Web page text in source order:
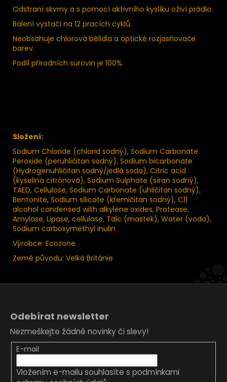
Odstraní skvrny a s pomocí aktivního kyslíku oživí prádlo.
Balení vystačí na 12 pracích cyklů.
Neobsahuje chlorová bělidla a optické rozjasňovače
barev.
Podíl přírodních surovin je 100%.
Složení:
Sodium Chloride (chlorid sodný), Sodium Carbonate
Peroxide (peruhličitan sodný), Sodium bicarbonate
(Hydrogenuhličitan sodný/jedlá soda), Citric acid
(kyselina citrónová), Sodium Sulphate (síran sodný),
TAED, Cellulose, Sodium Carbonate (uhličitan sodný),
Bentonite, Sodium silicate (křemičitan sodný), C11
alcohol condensed with alkylene oxides, Protease,
Amylase, Lipase, cellulase, Talc (mastek), Water (voda),
Sodium carboxymethyl inulin
Výrobce: Ecozone
Země původu: Velká Británie
Odebírat newsletter
Nezmeškejte žádné novinky či slevy!
E-mail
Vložením e-mailu souhlasíte s podmínkami